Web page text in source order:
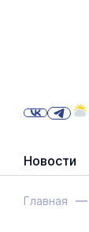
Новости
Главная